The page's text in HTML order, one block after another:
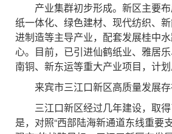
产业集群初步形成。新区主要布
纸一体化、绿色建材、现代纺织、
进制造等主导产业，配套发展桂中
心。目前，已引进仙鹤纸业、雅居
南铜、新东运等重大产业项目，计划
来宾市三江口新区高质量发展存
三江口新区经过几年建设，取得
是，对照“西部陆海新通道东线重要